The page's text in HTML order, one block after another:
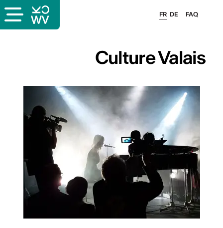
FAQ
FR DE
Culture Valais